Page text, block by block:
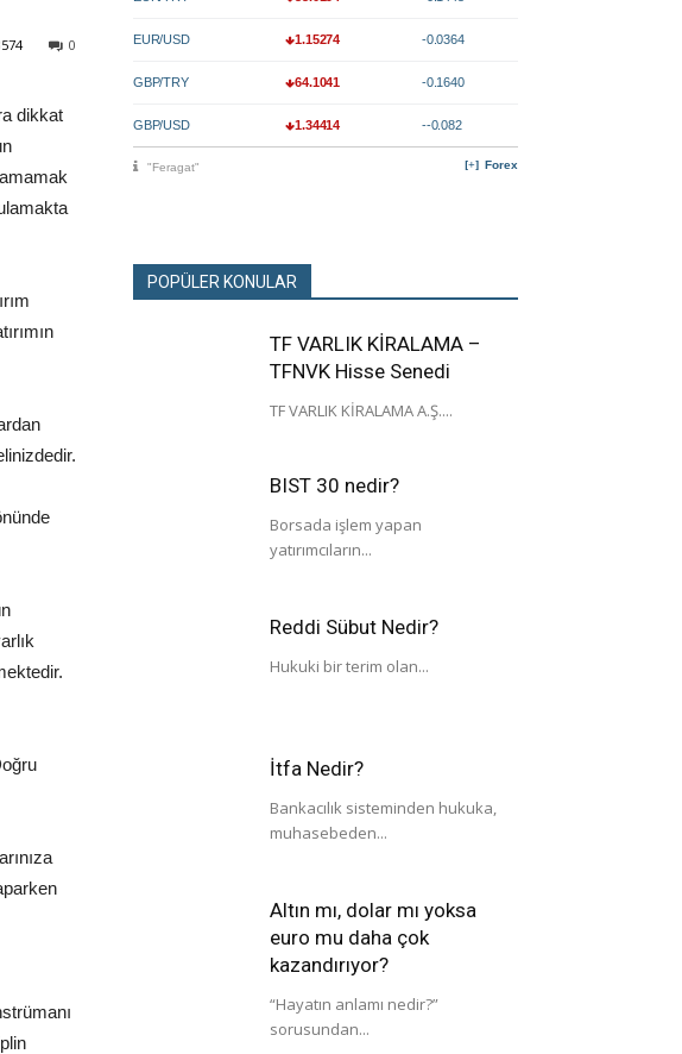
0
dikkat
EUR/USD 1.15274 -0.0364
GBP/TRY 64.1041 -0.1640
GBP/USD 1.34414 --0.082
Forex
"Feragat"
POPÜLER KONULAR
TF VARLIK KİRALAMA –
TFNVK Hisse Senedi
TF VARLIK KİRALAMA A.Ş....
BIST 30 nedir?
Borsada işlem yapan
yatırımcıların...
Reddi Sübut Nedir?
Hukuki bir terim olan...
İtfa Nedir?
Bankacılık sisteminden hukuka,
muhasebeden...
Altın mı, dolar mı yoksa
euro mu daha çok
kazandırıyor?
“Hayatın anlamı nedir?”
sorusundan...